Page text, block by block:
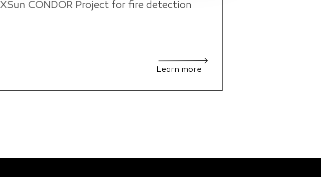
XSun CONDOR Project for fire detection
Learn more